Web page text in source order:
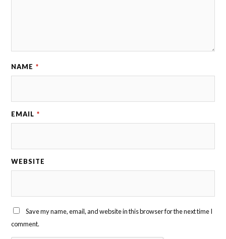
NAME *
EMAIL *
WEBSITE
Save my name, email, and website in this browser for the next time I
comment.